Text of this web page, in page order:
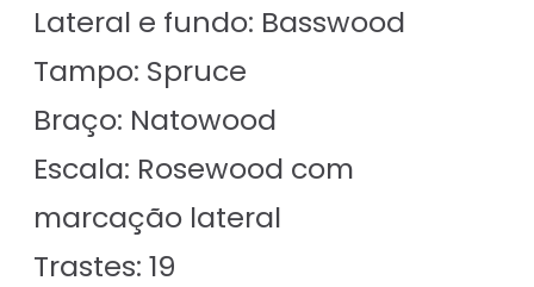
Lateral e fundo: Basswood
Tampo: Spruce
Braço: Natowood
Escala: Rosewood com
marcação lateral
Trastes: 19